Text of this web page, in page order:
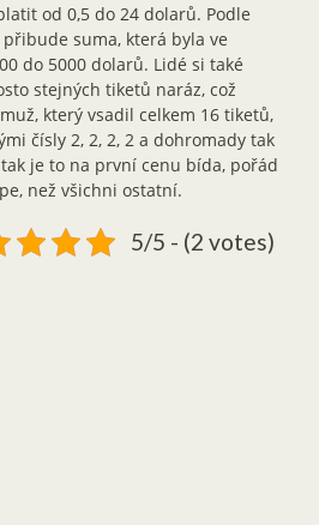
od 0,5 do 24 dolarů. Podle
suma, která byla ve
do 5000 dolarů. Lidé si také
stejných tiketů naráz, což
který vsadil celkem 16 tiketů,
čísly 2, 2, 2, 2 a dohromady tak
je to na první cenu bída, pořád
než všichni ostatní.
5/5 - (2 votes)